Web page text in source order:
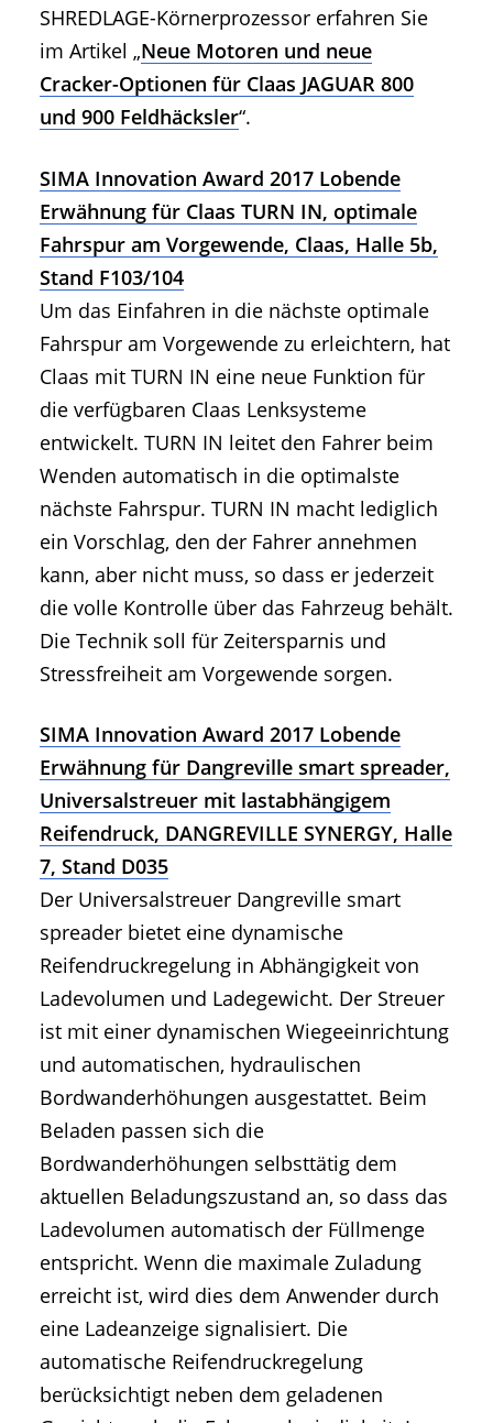
SHREDLAGE-Körnerprozessor erfahren Sie
im Artikel „Neue Motoren und neue
Cracker-Optionen für Claas JAGUAR 800
und 900 Feldhäcksler“.
SIMA Innovation Award 2017 Lobende
Erwähnung für Claas TURN IN, optimale
Fahrspur am Vorgewende, Claas, Halle 5b,
Stand F103/104
Um das Einfahren in die nächste optimale
Fahrspur am Vorgewende zu erleichtern, hat
Claas mit TURN IN eine neue Funktion für
die verfügbaren Claas Lenksysteme
entwickelt. TURN IN leitet den Fahrer beim
Wenden automatisch in die optimalste
nächste Fahrspur. TURN IN macht lediglich
ein Vorschlag, den der Fahrer annehmen
kann, aber nicht muss, so dass er jederzeit
die volle Kontrolle über das Fahrzeug behält.
Die Technik soll für Zeitersparnis und
Stressfreiheit am Vorgewende sorgen.
SIMA Innovation Award 2017 Lobende
Erwähnung für Dangreville smart spreader,
Universalstreuer mit lastabhängigem
Reifendruck, DANGREVILLE SYNERGY, Halle
7, Stand D035
Der Universalstreuer Dangreville smart
spreader bietet eine dynamische
Reifendruckregelung in Abhängigkeit von
Ladevolumen und Ladegewicht. Der Streuer
ist mit einer dynamischen Wiegeeinrichtung
und automatischen, hydraulischen
Bordwanderhöhungen ausgestattet. Beim
Beladen passen sich die
Bordwanderhöhungen selbsttätig dem
aktuellen Beladungszustand an, so dass das
Ladevolumen automatisch der Füllmenge
entspricht. Wenn die maximale Zuladung
erreicht ist, wird dies dem Anwender durch
eine Ladeanzeige signalisiert. Die
automatische Reifendruckregelung
berücksichtigt neben dem geladenen